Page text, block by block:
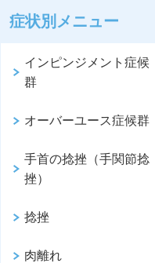
症状別メニュー
インピンジメント症候
群
オーバーユース症候群
手首の捻挫（手関節捻
挫）
捻挫
肉離れ